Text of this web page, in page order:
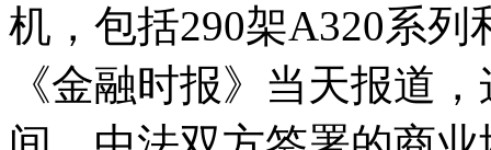
机，包括290架A320系
《金融时报》当天报道